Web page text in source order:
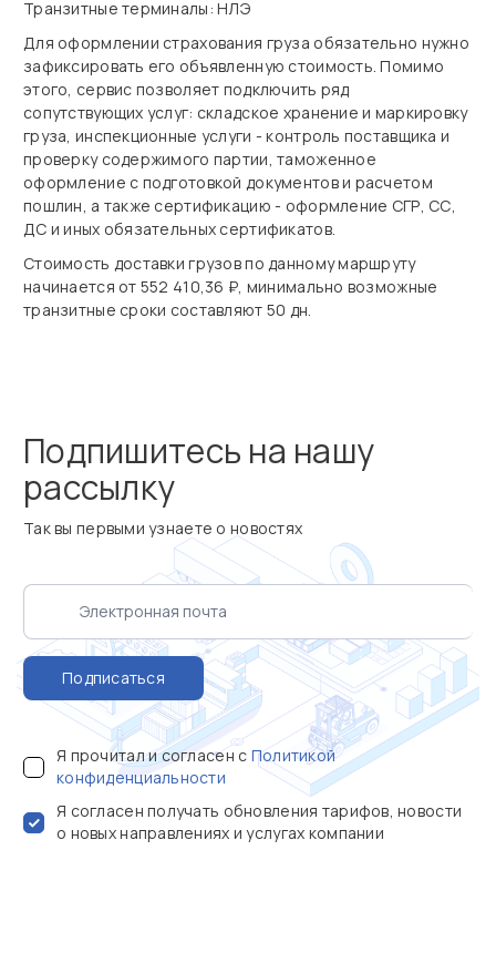
Транзитные терминалы: НЛЭ
Для оформлении страхования груза обязательно нужно
зафиксировать его объявленную стоимость. Помимо
этого, сервис позволяет подключить ряд
сопутствующих услуг: складское хранение и маркировку
груза, инспекционные услуги - контроль поставщика и
проверку содержимого партии, таможенное
оформление с подготовкой документов и расчетом
пошлин, а также сертификацию - оформление СГР, СС,
ДС и иных обязательных сертификатов.
Стоимость доставки грузов по данному маршруту
начинается от 552 410,36 ₽, минимально возможные
транзитные сроки составляют 50 дн.
Подпишитесь на нашу
рассылку
Так вы первыми узнаете о новостях
Подписаться
Я прочитал и согласен с Политикой
конфиденциальности
Я согласен получать обновления тарифов, новости
о новых направлениях и услугах компании